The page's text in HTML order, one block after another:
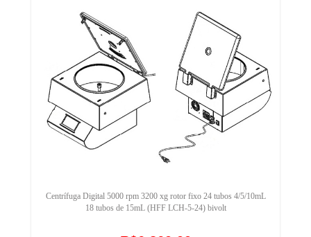
Centrífuga Digital 5000 rpm 3200 xg rotor fixo 24 tubos 4/5/10mL
18 tubos de 15mL (HFF LCH-5-24) bivolt